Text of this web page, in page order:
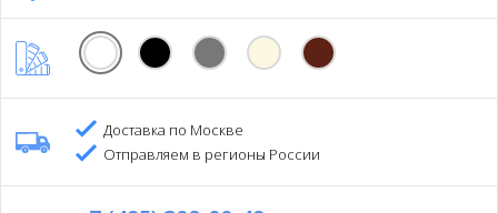
Доставка по Москве
Отправляем в регионы России